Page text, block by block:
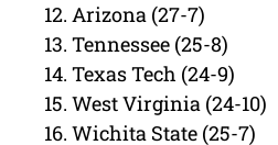
Arizona (27-7)
Tennessee (25-8)
Texas Tech (24-9)
West Virginia (24-10)
Wichita State (25-7)